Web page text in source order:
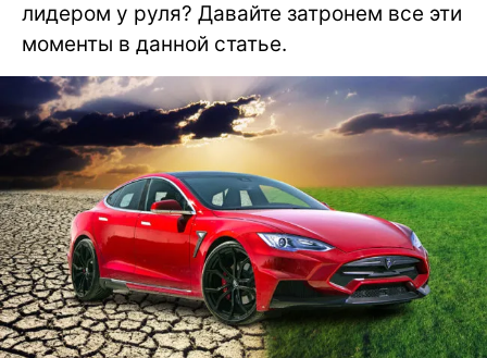
лидером у руля? Давайте затронем все эти
моменты в данной статье.